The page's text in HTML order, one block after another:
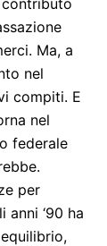
Ma, a
nel
compiti. E
nel
federale
per
‘90 ha